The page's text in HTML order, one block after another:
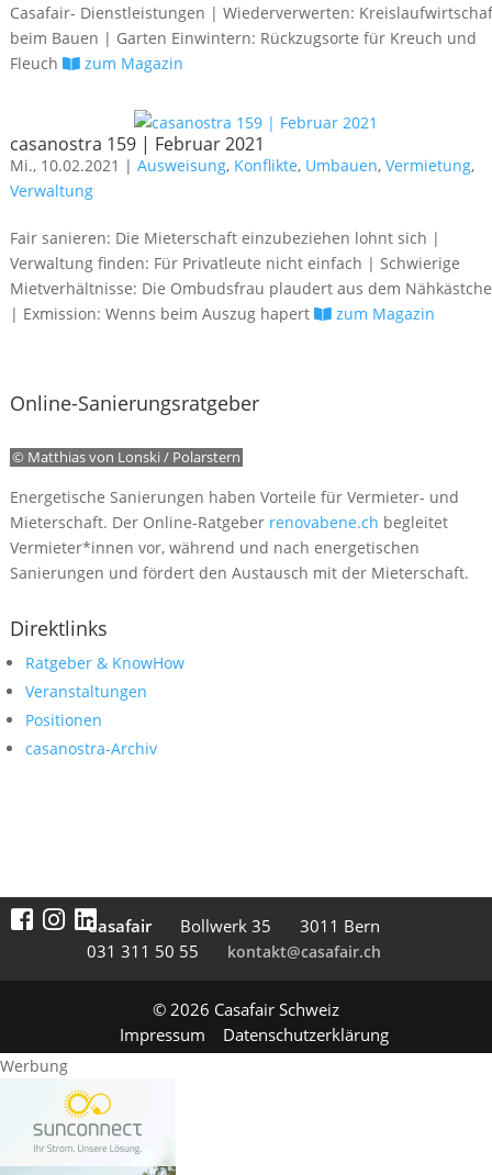
Casafair- Dienstleistungen | Wiederverwerten:
beim Bauen | Garten Einwintern: Rückzugsorte für Kreuch und
Fleuch
zum Magazin
casanostra 159 | Februar 2021
Mi., 10.02.2021 | Ausweisung, Konflikte, Umbauen, Vermietung,
Verwaltung
Fair sanieren: Die Mieterschaft einzubeziehen lohnt sich |
Verwaltung finden: Für Privatleute nicht einfach | Schwierige
Mietverhältnisse: Die Ombudsfrau plaudert aus dem
| Exmission: Wenns beim Auszug hapert
zum Magazin
Online-Sanierungsratgeber
© Matthias von Lonski / Polarstern
Energetische Sanierungen haben Vorteile für Vermieter- und
Mieterschaft. Der Online-Ratgeber renovabene.ch begleitet
Vermieter*innen vor, während und nach energetischen
Sanierungen und fördert den Austausch mit der Mieterschaft.
Direktlinks
Ratgeber & KnowHow
Veranstaltungen
Positionen
casanostra-Archiv
Casafair Boll­werk 35
3011 Bern
031 311 50 55
kontakt@casafair.ch
© 2026 Casafair Schweiz
Impressum
Datenschutzerklärung
Werbung